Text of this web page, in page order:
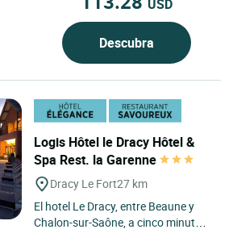
USD
Descubra
Logis Hôtel le Dracy Hôtel &
Spa Rest. la Garenne
Dracy Le Fort27 km
El hotel Le Dracy, entre Beaune y
Chalon-sur-Saône, a cinco minutos